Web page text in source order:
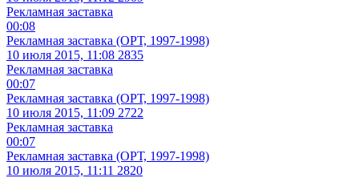
Рекламная заставка
00:08
Рекламная заставка (ОРТ, 1997-1998)
10 июля 2015, 11:08 2835
Рекламная заставка
00:07
Рекламная заставка (ОРТ, 1997-1998)
10 июля 2015, 11:09 2722
Рекламная заставка
00:07
Рекламная заставка (ОРТ, 1997-1998)
10 июля 2015, 11:11 2820